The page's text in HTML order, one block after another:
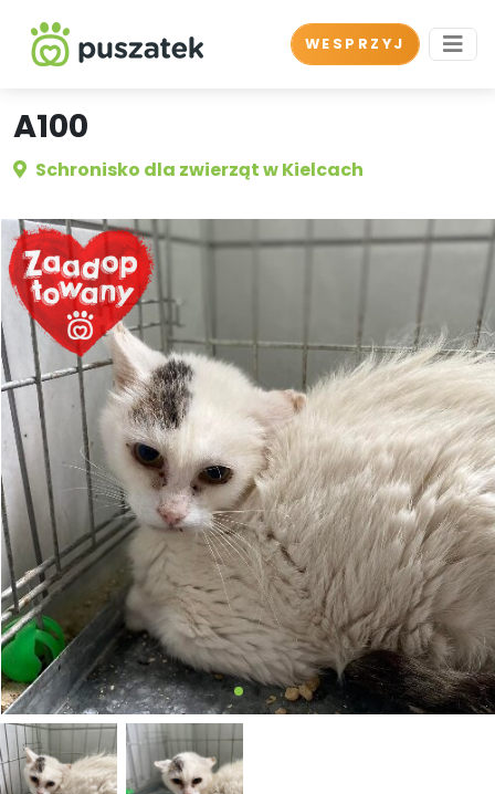
WESPRZYJ
A100
Schronisko dla zwierząt w Kielcach